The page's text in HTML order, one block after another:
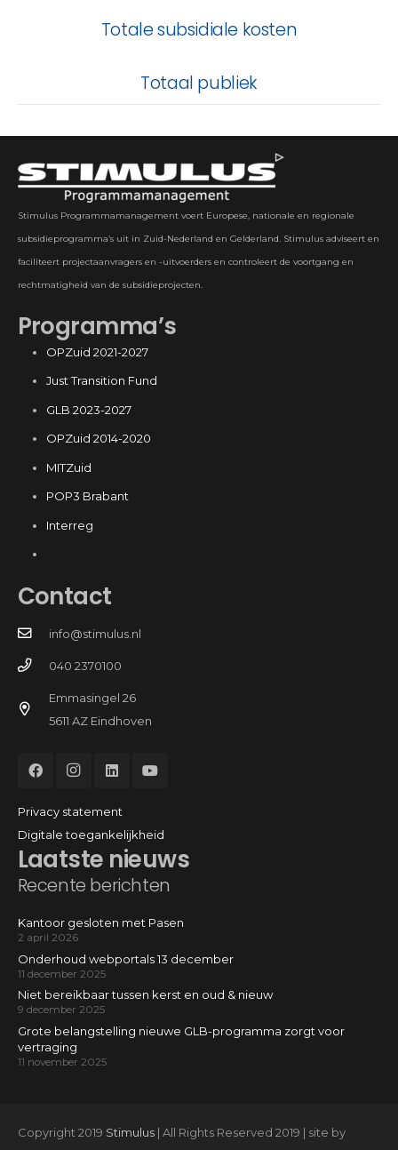
Totale subsidiale kosten
Totaal publiek
Stimulus Programmamanagement voert Europese, nationale en regionale
subsidieprogramma’s uit in Zuid-Nederland en Gelderland. Stimulus adviseert en
faciliteert projectaanvragers en -uitvoerders en controleert de voortgang en
rechtmatigheid van de subsidieprojecten.
Programma’s
OPZuid 2021-2027
Just Transition Fund
GLB 2023-2027
OPZuid 2014-2020
MITZuid
POP3 Brabant
Interreg
Laatste nieuws
Recente berichten
Kantoor gesloten met Pasen
2 april 2026
Onderhoud webportals 13 december
11 december 2025
Niet bereikbaar tussen kerst en oud & nieuw
9 december 2025
Grote belangstelling nieuwe GLB-programma zorgt voor
vertraging
11 november 2025
Contact
info@stimulus.nl
040 2370100
Emmasingel 26
5611 AZ Eindhoven
Privacy statement
Digitale toegankelijkheid
Copyright 2019 Stimulus| All Rights Reserved 2019 | site by